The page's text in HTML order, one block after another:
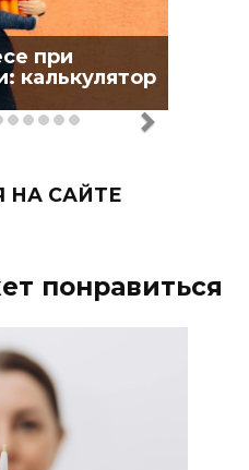
при
калькулятор
НА САЙТЕ
понравиться